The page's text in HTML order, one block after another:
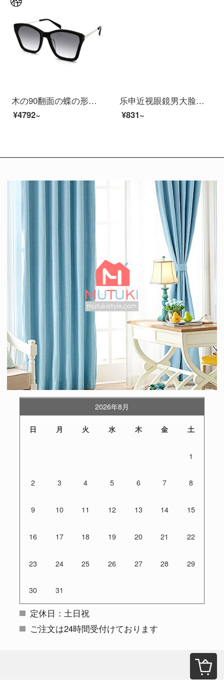
木の90翻面の蝶の形の枠の板の金属の材質のナイロンのレンズのファッション的な男女のサングラスMJ 102 SF 553 BKC 2は漸進的に灰色になります。
¥4792~
乐申近视眼鏡男大脸纯钛防蓝光眼鏡框架可配眼鏡片带有度数超轻变色近视眼鏡女近视镜平光护目镜 80801黑银（大框） 镜架
¥831~
2026年8月
日 月 火 水 木 金 土
1
2 3 4 5 6 7 8
9 10 11 12 13 14 15
16 17 18 19 20 21 22
23 24 25 26 27 28 29
30 31
定休日：土日祝
ご注文は24時間受付けております